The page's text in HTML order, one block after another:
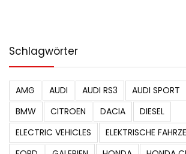
Schlagwörter
AMG AUDI AUDI RS3 AUDI SPORT
BMW
CITROEN DACIA
DIESEL
ELECTRIC VEHICLES
ELEKTRISCHE